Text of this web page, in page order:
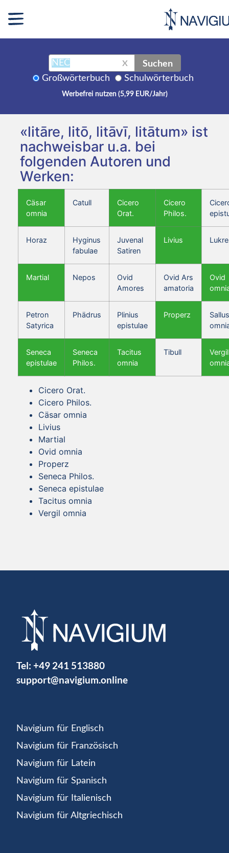
X Suchen
Großwörterbuch Schulwörterbuch
Werbefrei nutzen (5,99 EUR/Jahr)
«litāre, litō, litāvī, litātum» ist
nachweisbar u.a. bei
folgenden Autoren und
Werken:
Cäsar
omnia
Catull
Cicero
Orat.
Cicero
Philos.
Horaz
Hyginus
fabulae
Juvenal
Satiren
Livius
Martial Nepos
Ovid
Amores
Ovid Ars
amatoria
Ovid
Petron
Satyrica
Phädrus
Plinius
epistulae
Properz
Seneca
epistulae
Seneca
Philos.
Tacitus
omnia
Tibull
Vergil
Cicero Orat.
Cicero Philos.
Cäsar omnia
Livius
Martial
Ovid omnia
Properz
Seneca Philos.
Seneca epistulae
Tacitus omnia
Vergil omnia
Tel: +49 241 513880
support@navigium.online
Navigium für Englisch
Navigium für Französisch
Navigium für Latein
Navigium für Spanisch
Navigium für Italienisch
Navigium für Altgriechisch